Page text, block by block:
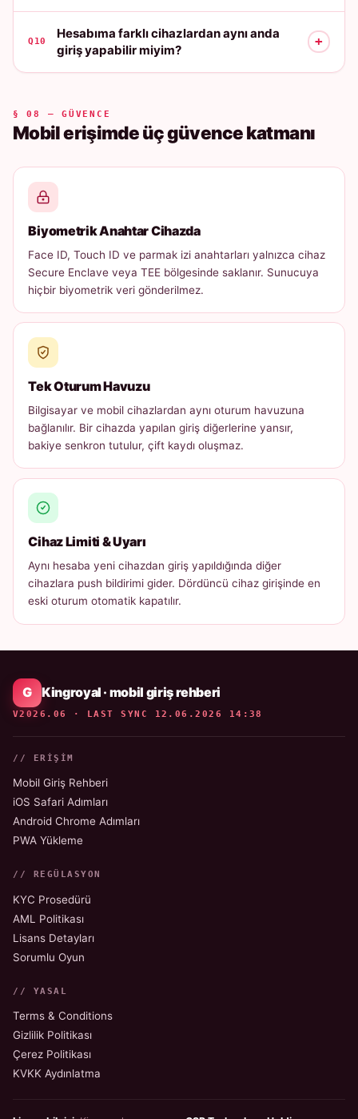
Q10
Hesabıma farklı cihazlardan aynı anda
giriş yapabilir miyim?
+
§ 08 — GÜVENCE
Mobil erişimde üç güvence katmanı
Biyometrik Anahtar Cihazda
Face ID, Touch ID ve parmak izi anahtarları yalnızca cihaz
Secure Enclave veya TEE bölgesinde saklanır. Sunucuya
hiçbir biyometrik veri gönderilmez.
Tek Oturum Havuzu
Bilgisayar ve mobil cihazlardan aynı oturum havuzuna
bağlanılır. Bir cihazda yapılan giriş diğerlerine yansır,
bakiye senkron tutulur, çift kaydı oluşmaz.
Cihaz Limiti & Uyarı
Aynı hesaba yeni cihazdan giriş yapıldığında diğer
cihazlara push bildirimi gider. Dördüncü cihaz girişinde en
eski oturum otomatik kapatılır.
Kingroyal · mobil giriş rehberi
V2026.06 · LAST SYNC 12.06.2026 14:38
// ERIŞIM
Mobil Giriş Rehberi
iOS Safari Adımları
Android Chrome Adımları
PWA Yükleme
// REGÜLASYON
KYC Prosedürü
AML Politikası
Lisans Detayları
Sorumlu Oyun
// YASAL
Terms & Conditions
Gizlilik Politikası
Çerez Politikası
KVKK Aydınlatma